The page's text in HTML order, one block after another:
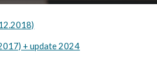
+ update 2024